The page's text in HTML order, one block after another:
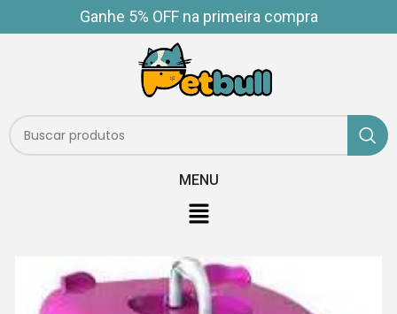
Ganhe 5% OFF na primeira compra
MENU